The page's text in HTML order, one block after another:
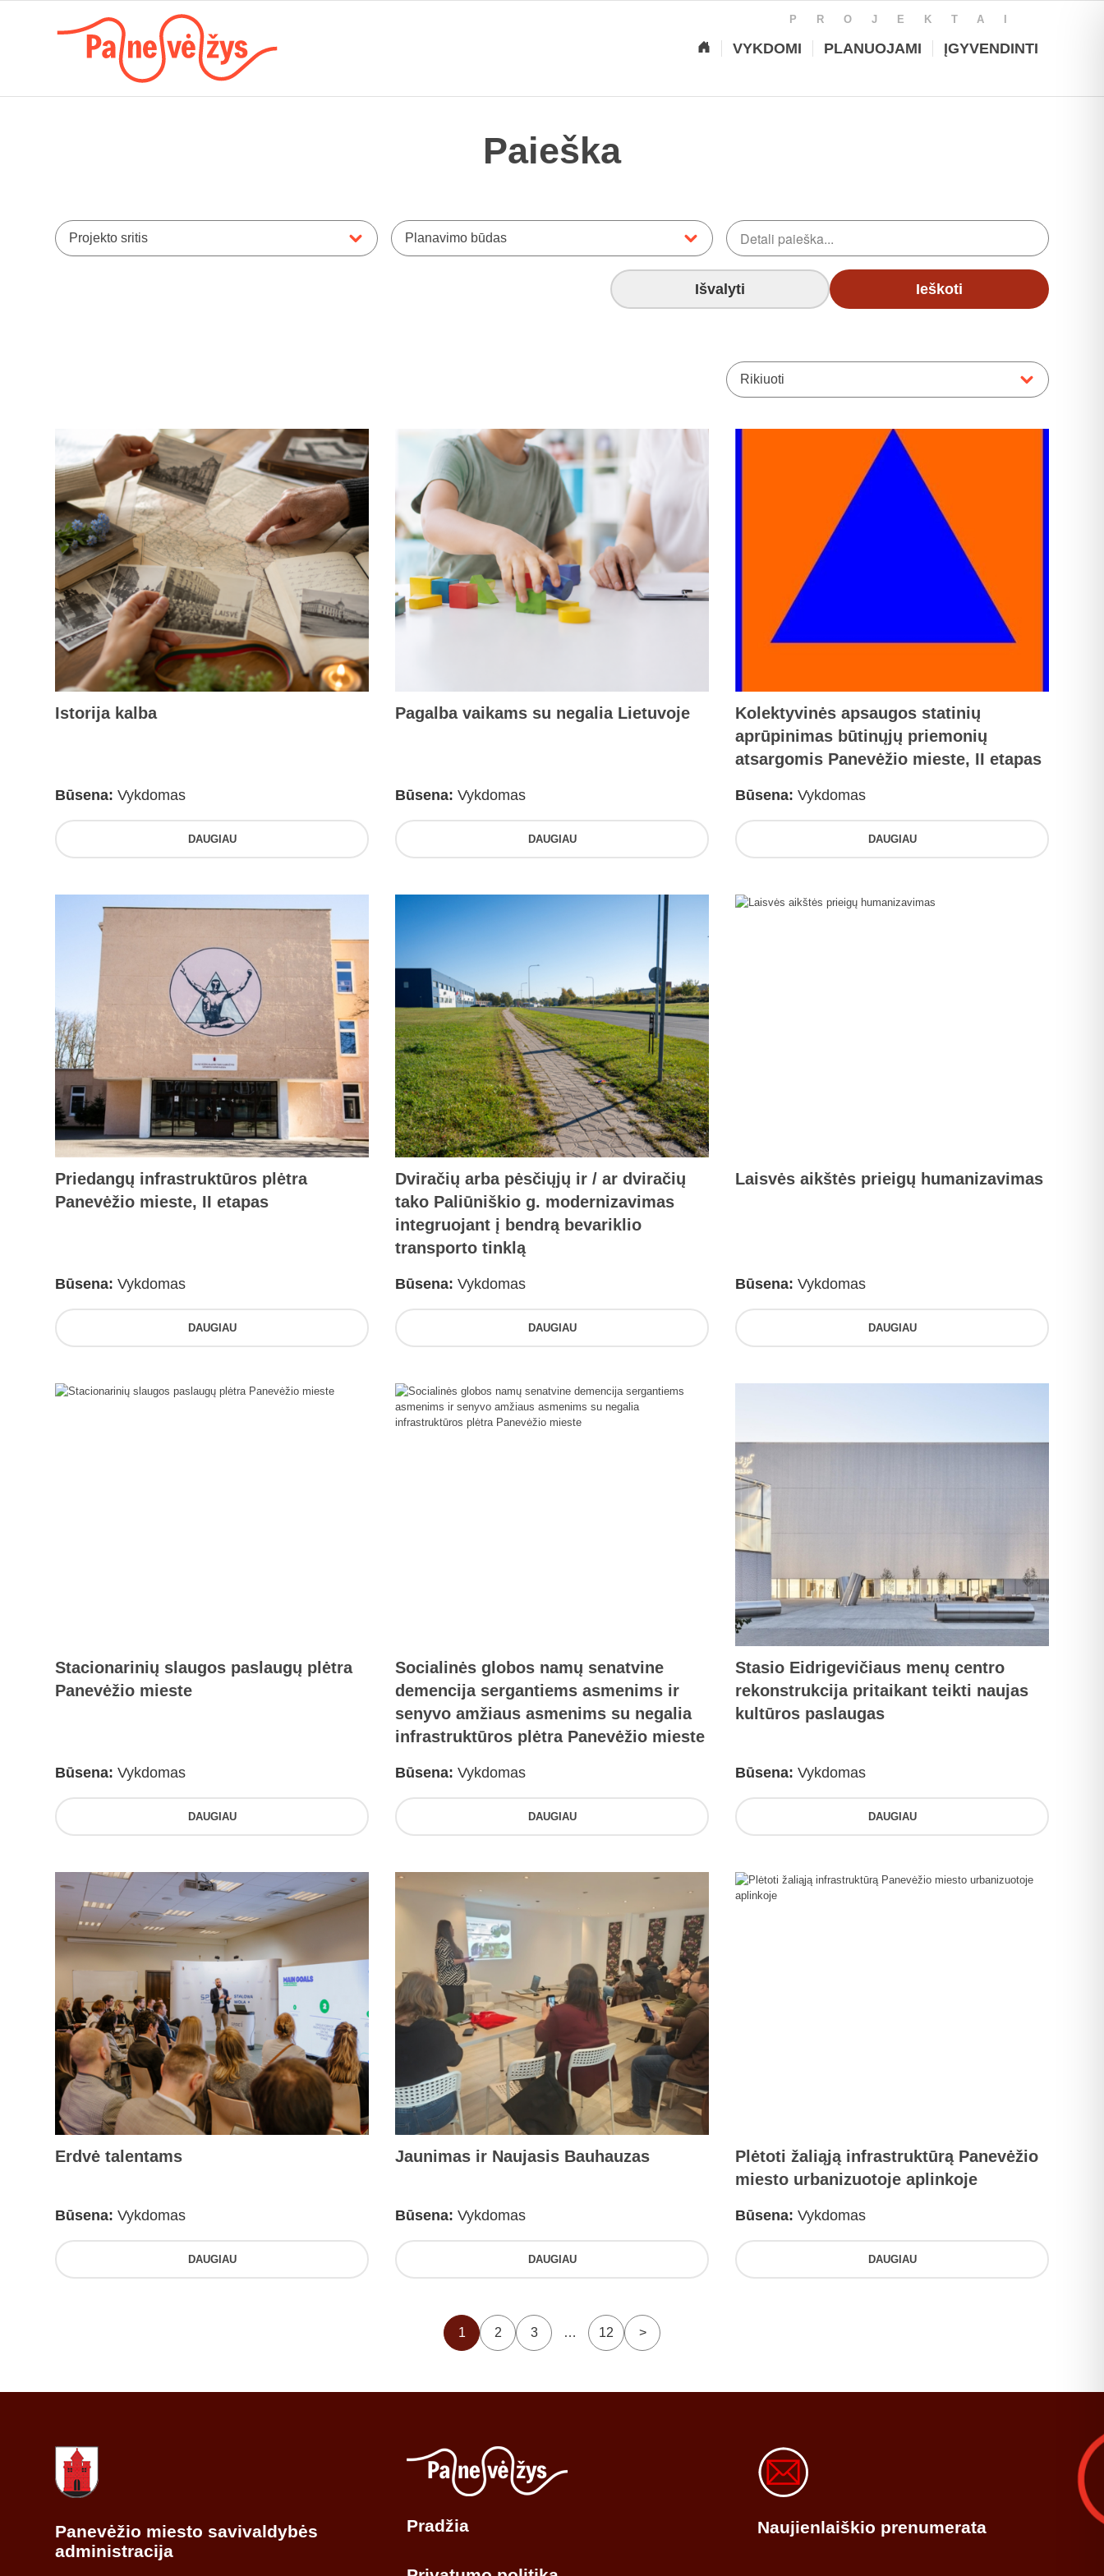
PROJEKTAI
VYKDOMI PLANUOJAMI ĮGYVENDINTI
Paieška
Projekto sritis Planavimo būdas
Išvalyti Ieškoti
Rikiuoti
Istorija kalba
Būsena: Vykdomas
DAUGIAU
Pagalba vaikams su negalia Lietuvoje
Būsena: Vykdomas
DAUGIAU
Kolektyvinės apsaugos statinių
aprūpinimas būtinųjų priemonių
atsargomis Panevėžio mieste, II etapas
Būsena: Vykdomas
DAUGIAU
Priedangų infrastruktūros plėtra
Panevėžio mieste, II etapas
Būsena: Vykdomas
DAUGIAU
Dviračių arba pėsčiųjų ir / ar dviračių
tako Paliūniškio g. modernizavimas
integruojant į bendrą bevariklio
transporto tinklą
Būsena: Vykdomas
DAUGIAU
Laisvės aikštės prieigų humanizavimas
Būsena: Vykdomas
DAUGIAU
Stacionarinių slaugos paslaugų plėtra
Panevėžio mieste
Būsena: Vykdomas
DAUGIAU
Socialinės globos namų senatvine
demencija sergantiems asmenims ir
senyvo amžiaus asmenims su negalia
infrastruktūros plėtra Panevėžio mieste
Būsena: Vykdomas
DAUGIAU
Stasio Eidrigevičiaus menų centro
rekonstrukcija pritaikant teikti naujas
kultūros paslaugas
Būsena: Vykdomas
DAUGIAU
Erdvė talentams
Būsena: Vykdomas
DAUGIAU
Jaunimas ir Naujasis Bauhauzas
Būsena: Vykdomas
DAUGIAU
Plėtoti žaliąją infrastruktūrą Panevėžio
miesto urbanizuotoje aplinkoje
Būsena: Vykdomas
DAUGIAU
1 2 3 … 12 >
Panevėžio miesto savivaldybės
administracija
Pradžia Naujienlaiškio prenumerata